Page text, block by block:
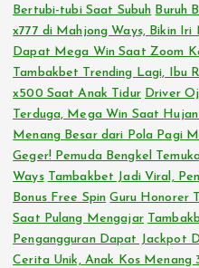
Bertubi-tubi Saat Subuh Buruh
x777 di Mahjong Ways, Bikin Iri
Dapat Mega Win Saat Zoom
Tambakbet Trending Lagi, Ibu
x500 Saat Anak Tidur Driver
Terduga, Mega Win Saat
Menang Besar dari Pola Pagi
Geger! Pemuda Bengkel
Ways Tambakbet Jadi Viral,
Bonus Free Spin Guru Honorer
Saat Pulang Mengajar
Pengangguran Dapat Jackpot
Cerita Unik, Anak Kos